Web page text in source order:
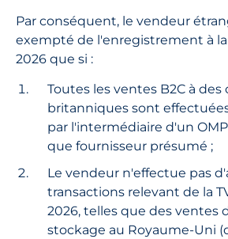
Par conséquent, le vendeur
exempté de l'enregistrement à
2026 que si :
Toutes les ventes B2C à des
britanniques sont
par l'intermédiaire d'un
que fournisseur présumé ;
Le vendeur n'effectue pas
transactions relevant de la
2026, telles que des ventes
stockage au Royaume-Uni